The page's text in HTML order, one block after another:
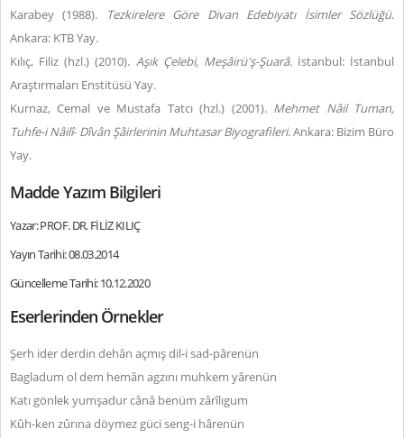
Karabey (1988).
Tezkirelere Göre Divan Edebiyatı İsimler Sözlüğü.
Ankara: KTB Yay.
Kılıç, Filiz (hzl.) (2010). Aşık Çelebi, Meşâirü'ş-Şuarâ. İstanbul: İstanbul
Araştırmaları Enstitüsü Yay.
Kurnaz, Cemal ve Mustafa Tatcı (hzl.) (2001). Mehmet Nâil Tuman,
Tuhfe-i Nâilî- Dîvân Şâirlerinin Muhtasar Biyografileri. Ankara: Bizim Büro
Yay.
Madde Yazım Bilgileri
Yazar: PROF. DR. FİLİZ KILIÇ
Yayın Tarihi: 08.03.2014
Güncelleme Tarihi: 10.12.2020
Eserlerinden Örnekler
Şerh ider derdin dehân açmış dil-i sad-pârenün
Bagladum ol dem hemân agzını muhkem yârenün
Katı gönlek yumşadur cânâ benüm zârîlıgum
Kûh-ken zûrına döymez güci seng-i hârenün